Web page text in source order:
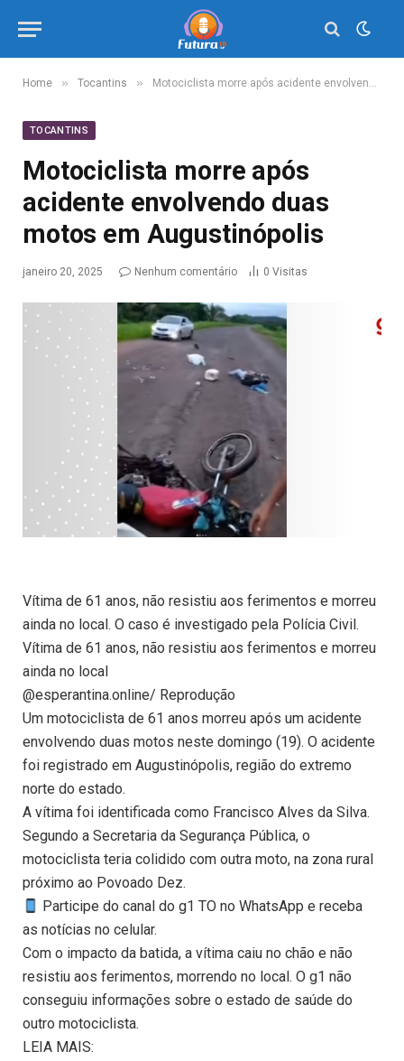
Home » Tocantins » Motociclista morre após acidente envolvendo duas motos em Augustinópolis
TOCANTINS
Motociclista morre após
acidente envolvendo duas
motos em Augustinópolis
janeiro 20, 2025 Nenhum comentário 0 Visitas
Vítima de 61 anos, não resistiu aos ferimentos e morreu
ainda no local. O caso é investigado pela Polícia Civil.
Vítima de 61 anos, não resistiu aos ferimentos e morreu
ainda no local
@esperantina.online/ Reprodução
Um motociclista de 61 anos morreu após um acidente
envolvendo duas motos neste domingo (19). O acidente
foi registrado em Augustinópolis, região do extremo
norte do estado.
A vítima foi identificada como Francisco Alves da Silva.
Segundo a Secretaria da Segurança Pública, o
motociclista teria colidido com outra moto, na zona rural
próximo ao Povoado Dez.
Participe do canal do g1 TO no WhatsApp e receba
as notícias no celular.
Com o impacto da batida, a vítima caiu no chão e não
resistiu aos ferimentos, morrendo no local. O g1 não
conseguiu informações sobre o estado de saúde do
outro motociclista.
LEIA MAIS: